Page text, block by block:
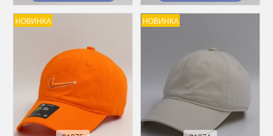
НОВИНКА НОВИНКА